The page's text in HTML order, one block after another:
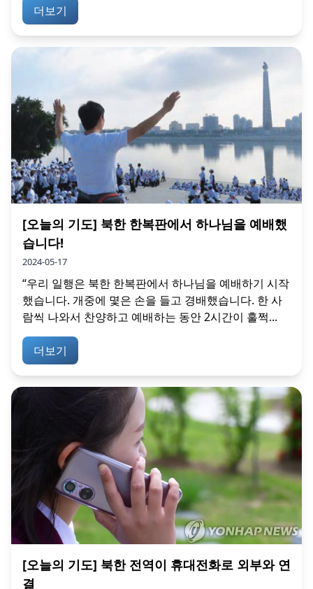
더보기
[오늘의 기도] 북한 한복판에서 하나님을 예배했
습니다!
2024-05-17
“우리 일행은 북한 한복판에서 하나님을 예배하기 시작
했습니다. 개중에 몇은 손을 들고 경배했습니다. 한 사
람씩 나와서 찬양하고 예배하는 동안 2시간이 훌쩍...
더보기
[오늘의 기도] 북한 전역이 휴대전화로 외부와 연
결